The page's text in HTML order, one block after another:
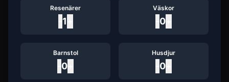
Resenärer
1
Väskor
0
Barnstol
0
Husdjur
0